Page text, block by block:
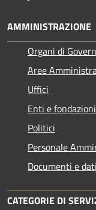
AMMINISTRAZIONE
Organi di
Aree
Uffici
Enti e fondazioni
Politici
Personale
Documenti e dati
CATEGORIE DI